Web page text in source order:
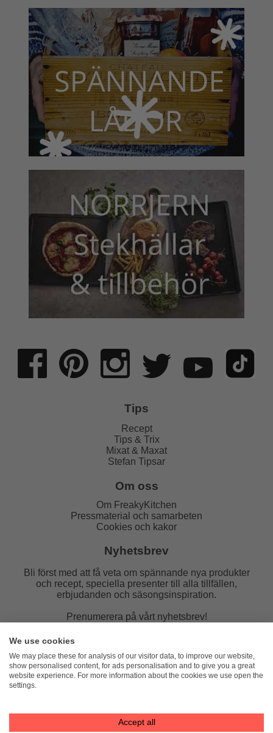
Tips
Recept
Tips & Trix
Mixat & Maxat
Stefan Tipsar
Om oss
Om FreakyKitchen
Pressmaterial och samarbeten
Cookies och kakor
Nyhetsbrev
Bli först med att få veta om spännande nya produkter
och recept, speciella presenter till alla tillfällen,
erbjudanden och säsongsinspiration.
Prenumerera på vårt nyhetsbrev!
E-post:
We use cookies
We may place these for analysis of our visitor data, to improve our website,
show personalised content, for ads personalisation and to give you a great
website experience. For more information about the cookies we use open the
settings.
Accept all